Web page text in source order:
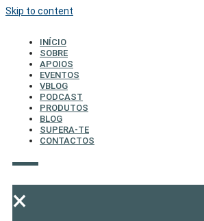
Skip to content
INÍCIO
SOBRE
APOIOS
EVENTOS
VBLOG
PODCAST
PRODUTOS
BLOG
SUPERA-TE
CONTACTOS
×